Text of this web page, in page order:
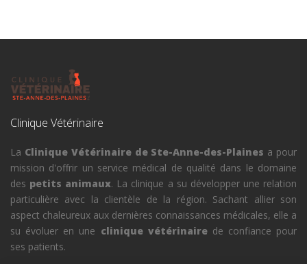
Clinique Vétérinaire
La Clinique Vétérinaire de Ste-Anne-des-Plaines a pour
mission d'offrir un service médical de qualité dans le domaine
des petits animaux. La clinique a su développer une relation
particulière avec la clientèle de la région. Sachant allier son
aspect chaleureux aux dernières connaissances médicales, elle a
su évoluer en une clinique vétérinairede confiance pour
ses patients.